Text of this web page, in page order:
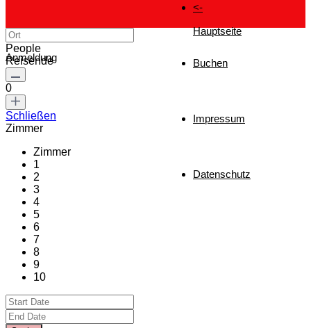
<-
Hauptseite
Buchen
Impressum
Datenschutz
Anmeldung
People
Reisende
0
Schließen
Zimmer
Zimmer
1
2
3
4
5
6
7
8
9
10